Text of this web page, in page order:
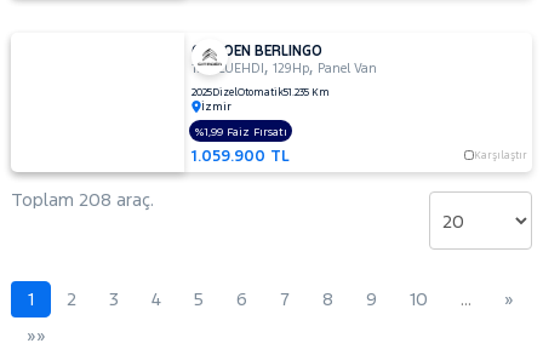
CITROEN BERLINGO
1.5 BLUEHDI ,129Hp, Panel Van
2025DizelOtomatik51.235 Km
İzmir
1.059.900 TL Karşılaştır
%1,99 Faiz Fırsatı
Toplam 208 araç.
1 2 3 4 5 6 7 8 9 10 …
»
»»